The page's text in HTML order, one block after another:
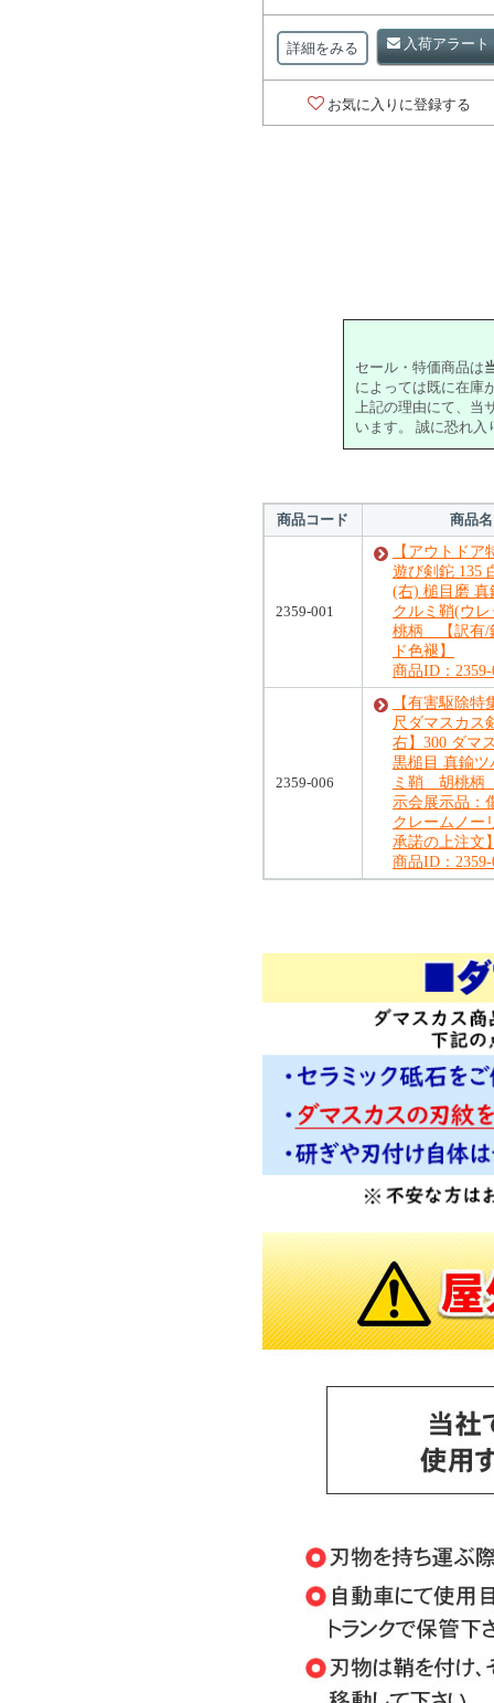
詳細をみる 入荷アラート
お気に入りに登録する
セール・特価商品は
によっては既に在庫
上記の理由にて、当
います。 誠に恐れ
商品コード 商品名
2359-001
【アウトド
遊び剣鉈 135
(右) 槌目磨
クルミ鞘(ウ
桃柄 【訳有/
ド色褪】
商品ID：2359-
2359-006
【有害駆除
尺ダマスカス
右】300 ダマ
黒槌目 真鍮
ミ鞘 胡桃柄
示会展示品
クレームノー
承諾の上注文
商品ID：2359-